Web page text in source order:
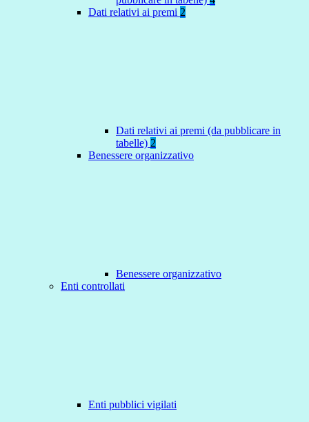
Dati relativi ai premi 2
Dati relativi ai premi (da pubblicare in
tabelle) 2
Benessere organizzativo
Benessere organizzativo
Enti controllati
Enti pubblici vigilati